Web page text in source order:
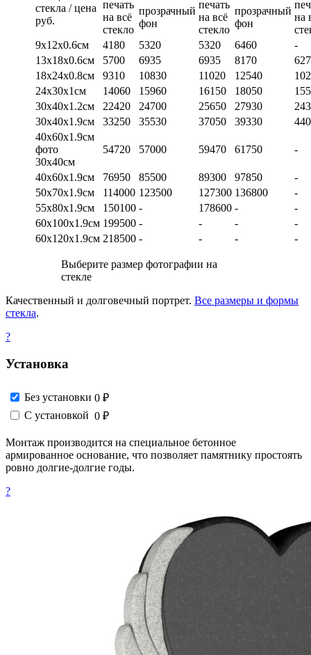
стекла / цена
руб.
печать
на всё
стекло
прозрачный
фон
печать
на всё
стекло
прозрачный
фон
на
9х12х0.6см
4180 5320 5320 6460
-
13х18х0.6см
5700 6935 6935 8170
18х24х0.8см
9310 10830 11020 12540
24х30х1см
14060 15960 16150 18050
30х40х1.2см
22420 24700 25650 27930
30х40х1.9см
33250 35530 37050 39330
40х60х1.9см
фото
30х40см
54720 57000 59470 61750 -
40х60х1.9см 76950 85500 89300 97850
-
50х70х1.9см
114000 123500 127300 136800
-
55х80х1.9см
150100 - 178600 -
-
60х100х1.9см 199500 - - -
-
60х120х1.9см 218500 - - - -
Выберите размер фотографии на
стекле
Качественный и долговечный портрет. Все размеры и формы
стекла.
?
Установка
Без установки 0 ₽
С установкой 0 ₽
Монтаж производится на специальное бетонное
армированное основание, что позволяет памятнику простоять
ровно долгие-долгие годы.
?